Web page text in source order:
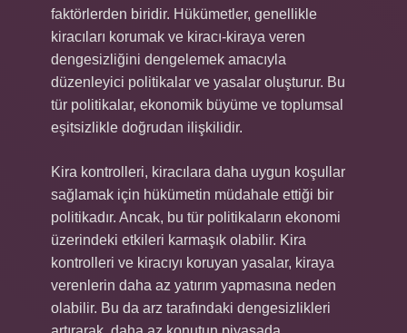
faktörlerden biridir. Hükümetler, genellikle
kiracıları korumak ve kiracı-kiraya veren
dengesizliğini dengelemek amacıyla
düzenleyici politikalar ve yasalar oluşturur. Bu
tür politikalar, ekonomik büyüme ve toplumsal
eşitsizlikle doğrudan ilişkilidir.
Kira kontrolleri, kiracılara daha uygun koşullar
sağlamak için hükümetin müdahale ettiği bir
politikadır. Ancak, bu tür politikaların ekonomi
üzerindeki etkileri karmaşık olabilir. Kira
kontrolleri ve kiracıyı koruyan yasalar, kiraya
verenlerin daha az yatırım yapmasına neden
olabilir. Bu da arz tarafındaki dengesizlikleri